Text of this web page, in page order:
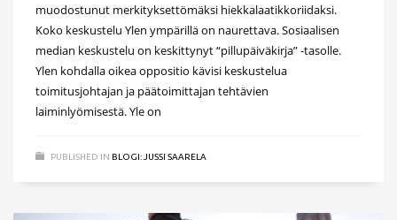
muodostunut merkityksettömäksi hiekkalaatikkoriidaksi.
Koko keskustelu Ylen ympärillä on naurettava. Sosiaalisen
median keskustelu on keskittynyt “pillupäiväkirja” -tasolle.
Ylen kohdalla oikea oppositio kävisi keskustelua
toimitusjohtajan ja päätoimittajan tehtävien
laiminlyömisestä. Yle on
PUBLISHED IN BLOGI: JUSSI SAARELA